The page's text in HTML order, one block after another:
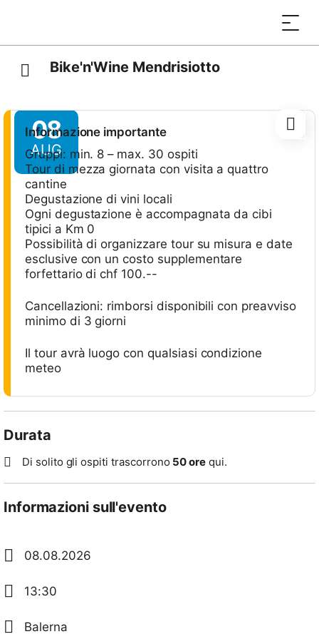
Bike'n'Wine Mendrisiotto
08
AUG
Informazione importante
Gruppi: min. 8 – max. 30 ospiti
Tour di mezza giornata con visita a quattro
cantine
Degustazione di vini locali
Ogni degustazione è accompagnata da cibi
tipici a Km 0
Possibilità di organizzare tour su misura e date
esclusive con un costo supplementare
forfettario di chf 100.--
Cancellazioni: rimborsi disponibili con preavviso
minimo di 3 giorni
Il tour avrà luogo con qualsiasi condizione
meteo
Durata
Di solito gli ospiti trascorrono 50 ore qui.
Informazioni sull'evento
08.08.2026
13:30
Balerna